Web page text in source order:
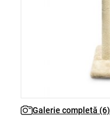
Galerie completă (6)